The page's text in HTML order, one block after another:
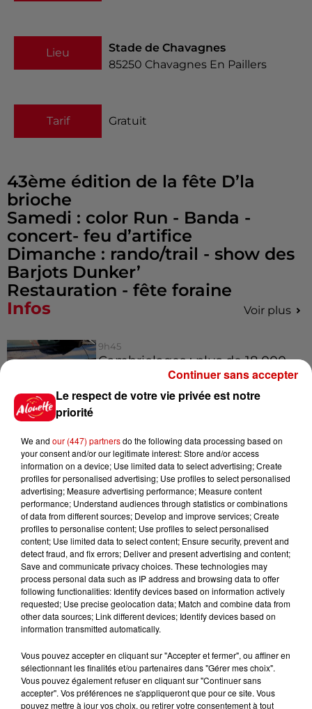
Lieu
Stade de Chavagnes
85250 Chavagnes En Paillers
Tarif Gratuit
43ème édition de la fête D’la
brioche
Samedi : color Run - Banda -
concert- feu d’artifice
Dimanche : rando/trail - show des
Barjots Dunker’
Restauration - fête foraine
Infos
Voir plus
9h45
Cambriolages : plus de 18 000
logements visités en juillet 2026,
en...
7 août 2026
Pape Léon XIV en France : quel
est son programme ?
7 août 2026
Limoges : un bébé d'un mois
blessé dans un incendie, un
appartement...
7 août 2026
Éclipse solaire : découvrez les
meilleurs spots d'observation
du...
Le respect de votre vie privée est notre
priorité
We and our (447) partnersdo the following data processing based on
your consent and/or our legitimate interest: Store and/or access
information on a device; Use limited data to select advertising; Create
profiles for personalised advertising; Use profiles to select personalised
advertising; Measure advertising performance; Measure content
performance; Understand audiences through statistics or combinations
of data from different sources; Develop and improve services; Create
profiles to personalise content; Use profiles to select personalised
content; Use limited data to select content; Ensure security, prevent and
detect fraud, and fix errors; Deliver and present advertising and content;
Save and communicate privacy choices. These technologies may
process personal data such as IP address and browsing data to offer
following functionalities: Identify devices based on information actively
requested; Use precise geolocation data; Match and combine data from
other data sources; Link different devices; Identify devices based on
information transmitted automatically.
Vous pouvez accepter en cliquant sur "Accepter et fermer", ou affiner en
sélectionnant les finalités et/ou partenaires dans "Gérer mes choix".
Vous pouvez également refuser en cliquant sur "Continuer sans
accepter". Vos préférences ne s'appliqueront que pour ce site. Vous
pouvez mettre à jour vos choix, ou retirer votre consentement à tout
Continuer sans accepter